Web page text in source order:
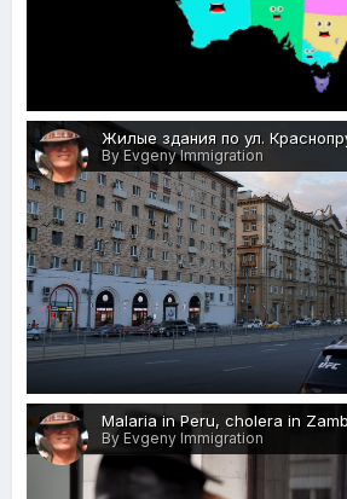
By Evgeny Immigration
By Evgeny Immigration